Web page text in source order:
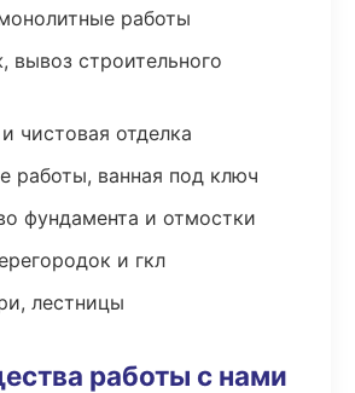
работы
вывоз строительного
чистовая отделка
работы, ванная под ключ
фундамента и отмостки
и гкл
лестницы
работы с нами